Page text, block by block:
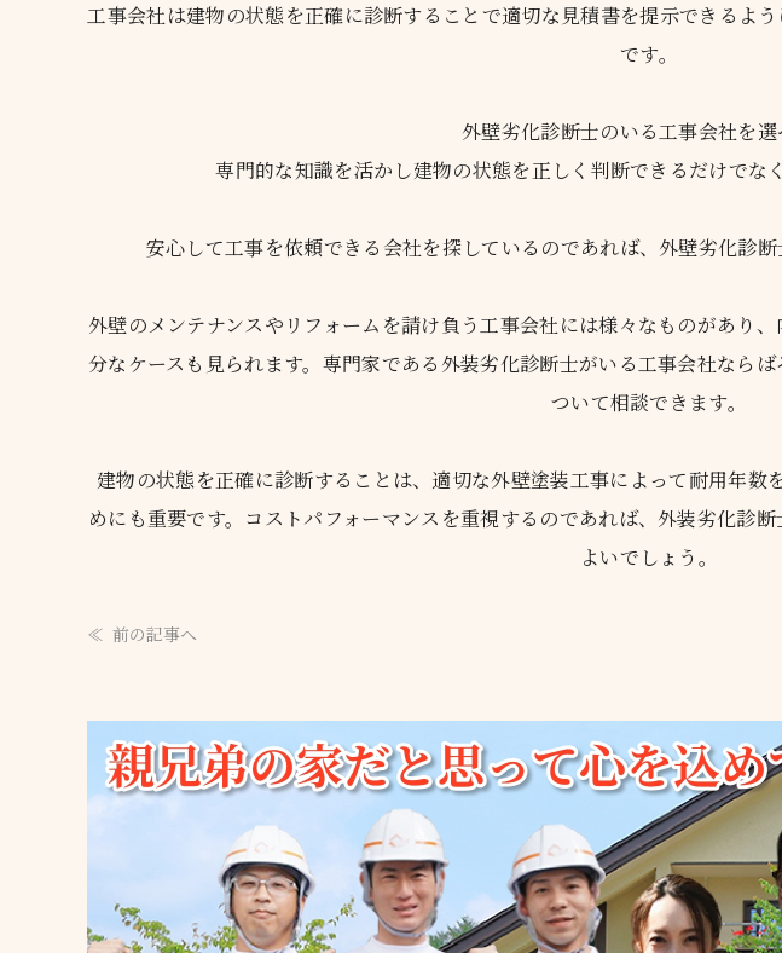
工事会社は建物の状態を正確に診断することで適切な見積書を提示できるよ
です。
外壁劣化診断士のいる工事会社を選
専門的な知識を活かし建物の状態を正しく判断できるだけでな
安心して工事を依頼できる会社を探しているのであれば、外壁劣化診
外壁のメンテナンスやリフォームを請け負う工事会社には様々なものがあり
分なケースも見られます。専門家である外装劣化診断士がいる工事会社なら
ついて相談できます。
建物の状態を正確に診断することは、適切な外壁塗装工事によって耐用年
めにも重要です。コストパフォーマンスを重視するのであれば、外装劣化診
よいでしょう。
前の記事へ